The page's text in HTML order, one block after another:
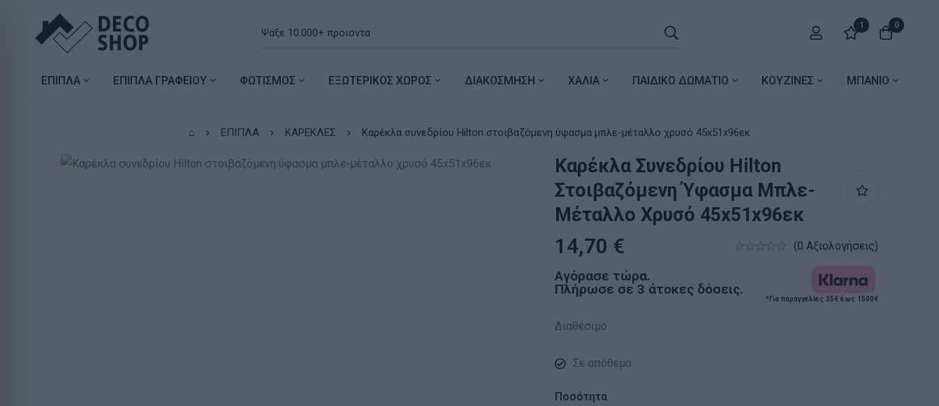
1 0
ΕΠΙΠΛΑ ΕΠΙΠΛΑ ΓΡΑΦΕΙΟΥ ΦΩΤΙΣΜΟΣ ΕΞΩΤΕΡΙΚΟΣ ΧΩΡΟΣ ΔΙΑΚΟΣΜΗΣΗ ΧΑΛΙΑ ΠΑΙΔΙΚΟ ΔΩΜΑΤΙΟ ΚΟΥΖΙΝΕΣ ΜΠΑΝΙΟ
⌂ ΕΠΙΠΛΑ ΚΑΡΕΚΛΕΣ Καρέκλα συνεδρίου Hilton στοιβαζόμενη ύφασμα μπλε-μέταλλο χρυσό 45x51x96εκ
Καρέκλα Συνεδρίου Hilton
Στοιβαζόμενη Ύφασμα Μπλε-
Μέταλλο Χρυσό 45x51x96εκ
14,70 € (0 Αξιολογήσεις)
Αγόρασε τώρα.
Πλήρωσε σε 3 άτοκες δόσεις.
*Για παραγγελίες 35€ έως 1500€
Διαθέσιμο
Σε απόθεμα
Ποσότητα